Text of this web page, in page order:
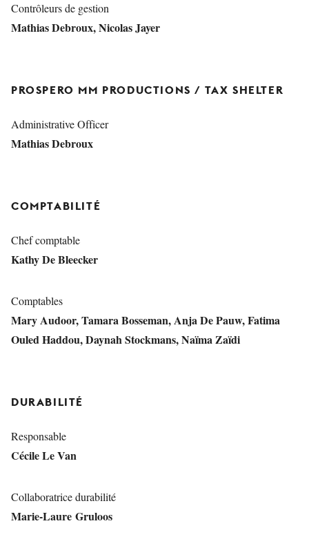
Contrôleurs de gestion
Mathias Debroux, Nicolas Jayer
PROSPERO MM PRODUCTIONS / TAX SHELTER
Administrative Officer
Mathias Debroux
COMPTABILITÉ
Chef comptable
Kathy De Bleecker
Comptables
Mary Audoor, Tamara Bosseman, Anja De Pauw, Fatima
Ouled Haddou, Daynah Stockmans, Naïma Zaïdi
DURABILITÉ
Responsable
Cécile Le Van
Collaboratrice durabilité
Marie-Laure Gruloos